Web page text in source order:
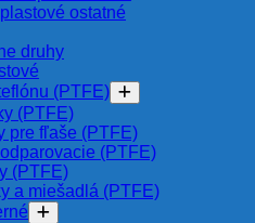
ostatné
druhy
(PTFE)
(PTFE)
pre fľaše (PTFE)
(PTFE)
(PTFE)
a miešadlá (PTFE)